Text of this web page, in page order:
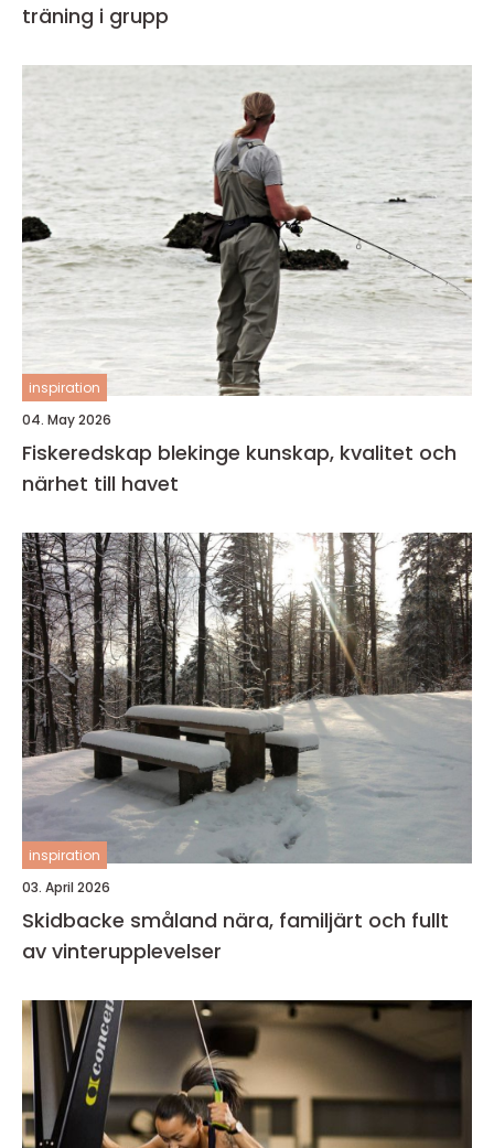
träning i grupp
inspiration
04. May 2026
Fiskeredskap blekinge kunskap, kvalitet och
närhet till havet
inspiration
03. April 2026
Skidbacke småland nära, familjärt och fullt
av vinterupplevelser